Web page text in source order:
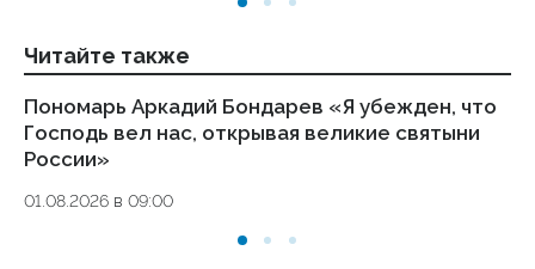
Читайте также
Пономарь Аркадий Бондарев «Я убежден, что
Господь вел нас, открывая великие святыни
России»
01.08.2026 в 09:00